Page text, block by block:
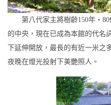
第八代家主將樹齡150年・80
的中央，現在已成為本館的代名
下延伸開放，最長的有近一米之
夜晚在燈光投射下美艷照人。